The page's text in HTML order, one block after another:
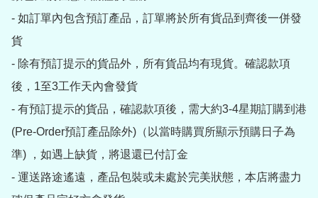
- 如訂單內包含預訂產品，訂單將於所有貨品到齊後一併發
貨
- 除有預訂提示的貨品外，所有貨品均有現貨。確認款項
後，1至3工作天內會發貨
- 有預訂提示的貨品，確認款項後，需大約3-4星期訂購到港
(Pre-Order預訂產品除外)（以當時購買所顯示預購日子為
準) ，如遇上缺貨，將退還已付訂金
- 運送路途遙遠，產品包裝或未處於完美狀態，本店將盡力